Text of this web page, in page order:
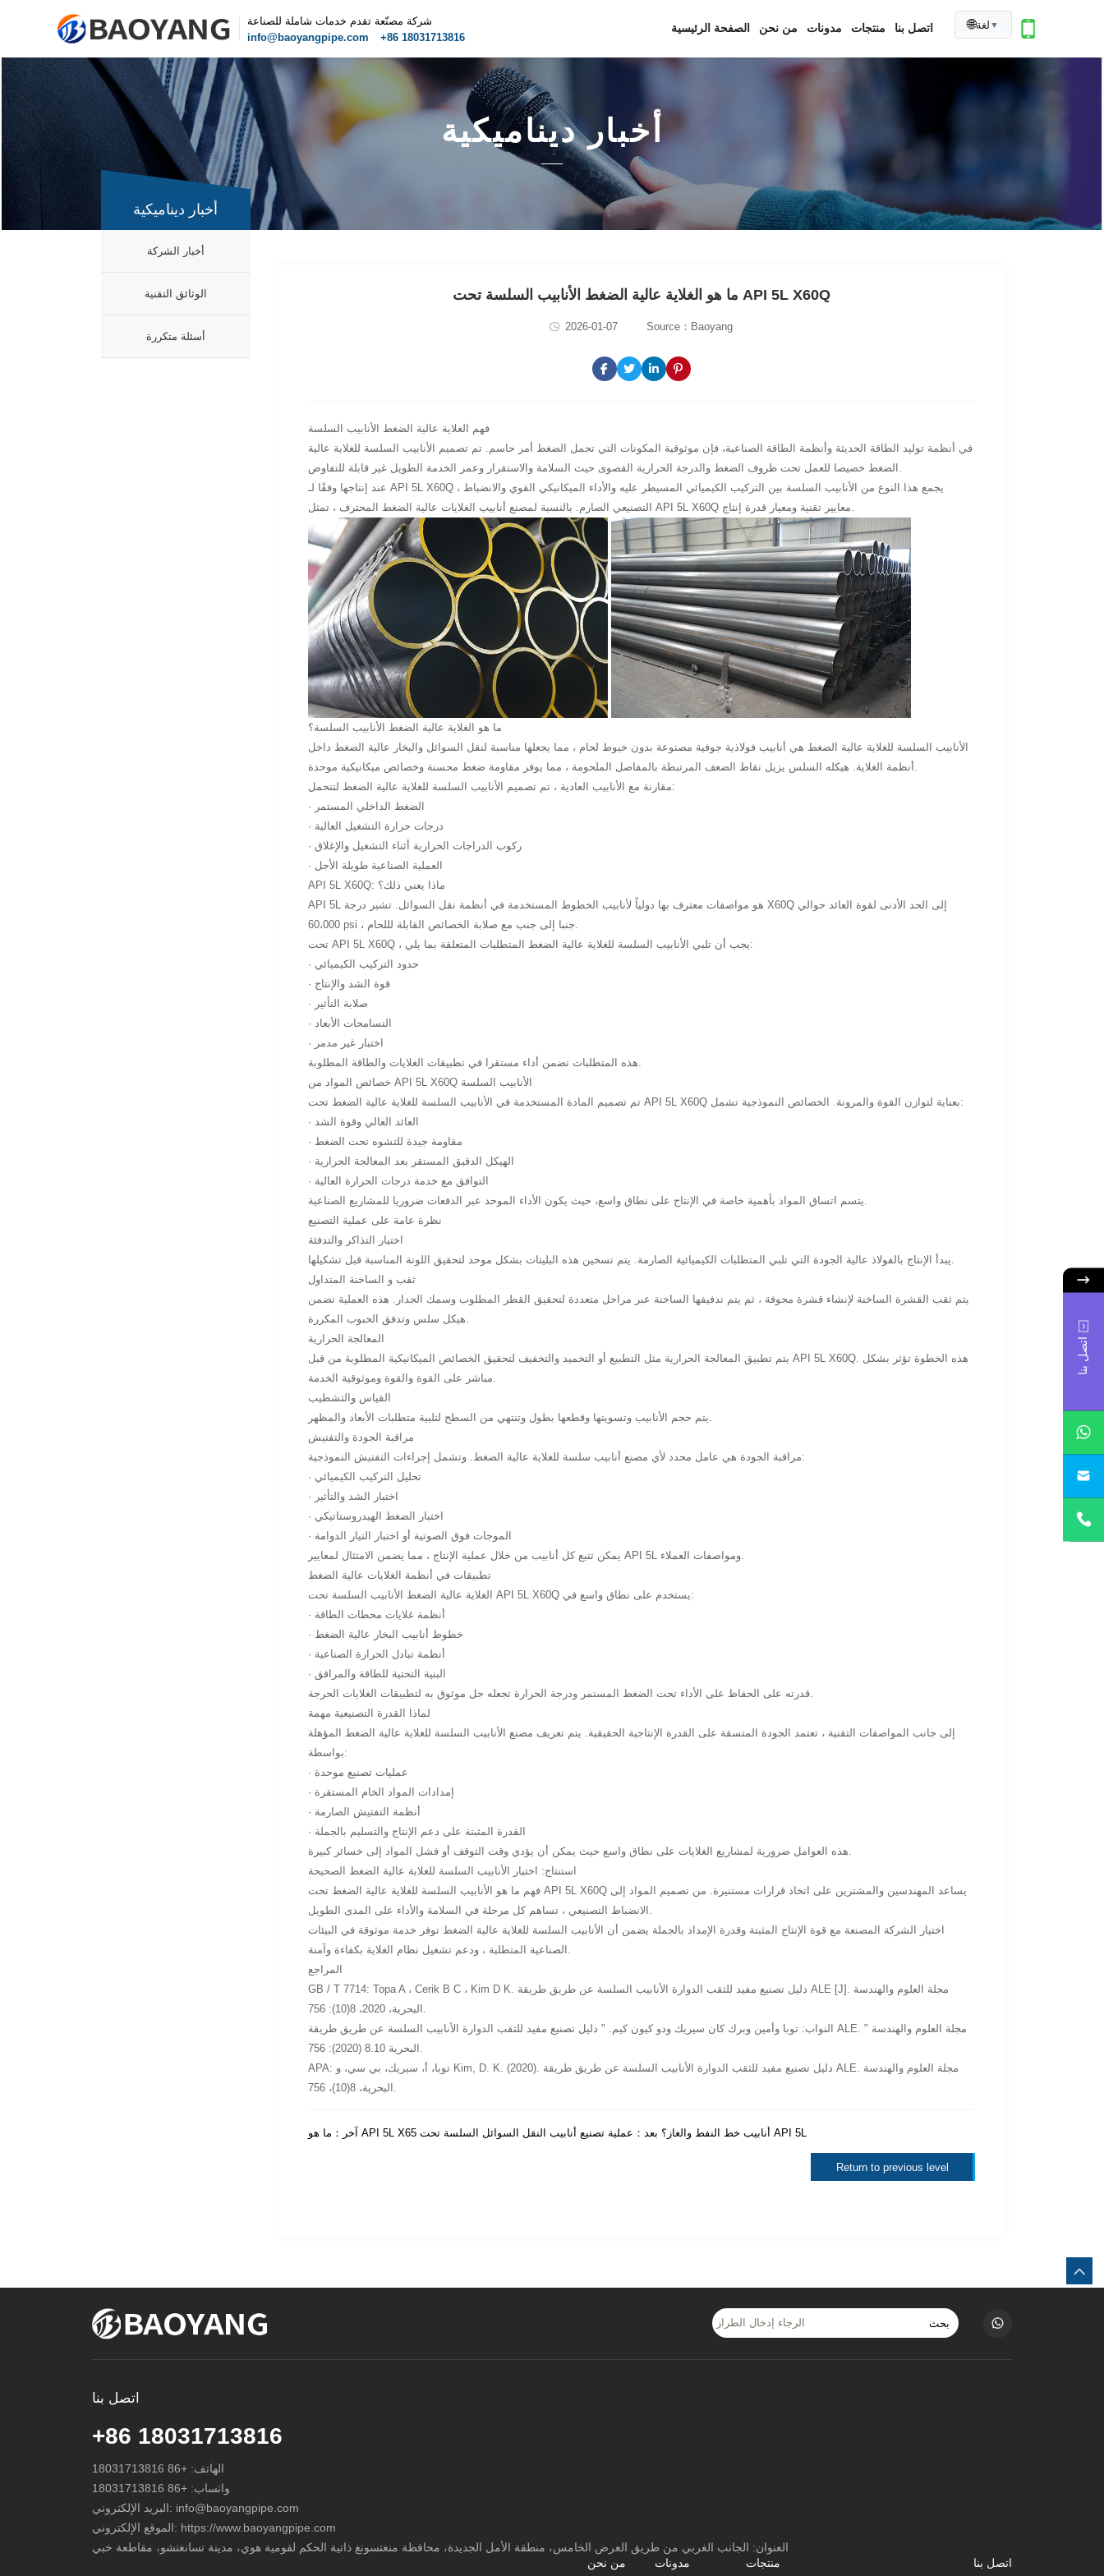
شركة مصنّعة تقدم خدمات شاملة للصناعة
info@baoyangpipe.com
+86 18031713816
الصفحة الرئيسية من نحن مدونات منتجات اتصل بنا 🌐لغة ▼
أخبار ديناميكية
أخبار ديناميكية
أخبار الشركة
الوثائق التقنية
أسئلة متكررة
ما هو الغلاية عالية الضغط الأنابيب السلسة تحت API 5L X60Q
2026-01-07 Source：Baoyang
فهم الغلاية عالية الضغط الأنابيب السلسة
في أنظمة توليد الطاقة الحديثة وأنظمة الطاقة الصناعية، فإن موثوقية المكونات التي تحمل الضغط أمر حاسم. تم تصميم الأنابيب السلسة للغلاية عالية
الضغط خصيصا للعمل تحت ظروف الضغط والدرجة الحرارية القصوى حيث السلامة والاستقرار وعمر الخدمة الطويل غير قابلة للتفاوض.
عند إنتاجها وفقًا لـ API 5L X60Q ، يجمع هذا النوع من الأنابيب السلسة بين التركيب الكيميائي المسيطر عليه والأداء الميكانيكي القوي والانضباط
التصنيعي الصارم. بالنسبة لمصنع أنابيب الغلايات عالية الضغط المحترف ، تمثل API 5L X60Q معايير تقنية ومعيار قدرة إنتاج.
ما هو الغلاية عالية الضغط الأنابيب السلسة؟
الأنابيب السلسة للغلاية عالية الضغط هي أنابيب فولاذية جوفية مصنوعة بدون خيوط لحام ، مما يجعلها مناسبة لنقل السوائل والبخار عالية الضغط داخل
مقارنة مع الأنابيب العادية ، تم تصميم الأنابيب السلسة للغلاية عالية الضغط لتتحمل:
· الضغط الداخلي المستمر
· درجات حرارة التشغيل العالية
· ركوب الدراجات الحرارية أثناء التشغيل والإغلاق
· العملية الصناعية طويلة الأجل
API 5L X60Q: ماذا يعني ذلك؟
API 5L هو مواصفات معترف بها دولياً لأنابيب الخطوط المستخدمة في أنظمة نقل السوائل. تشير درجة X60Q إلى الحد الأدنى لقوة العائد حوالي
تحت API 5L X60Q ، يجب أن تلبي الأنابيب السلسة للغلاية عالية الضغط المتطلبات المتعلقة بما يلي:
· حدود التركيب الكيميائي
· قوة الشد والإنتاج
· صلابة التأثير
· التسامحات الأبعاد
· اختبار غير مدمر
خصائص المواد من API 5L X60Q الأنابيب السلسة
تم تصميم المادة المستخدمة في الأنابيب السلسة للغلاية عالية الضغط تحت API 5L X60Q بعناية لتوازن القوة والمرونة. الخصائص النموذجية تشمل:
· العائد العالي وقوة الشد
· مقاومة جيدة للتشوه تحت الضغط
· الهيكل الدقيق المستقر بعد المعالجة الحرارية
· التوافق مع خدمة درجات الحرارة العالية
نظرة عامة على عملية التصنيع
اختيار التذاكر والتدفئة
ثقب و الساخنة المتداول
يتم ثقب القشرة الساخنة لإنشاء قشرة مجوفة ، ثم يتم تدفيفها الساخنة عبر مراحل متعددة لتحقيق القطر المطلوب وسمك الجدار. هذه العملية تضمن
المعالجة الحرارية
يتم تطبيق المعالجة الحرارية مثل التطبيع أو التخميد والتخفيف لتحقيق الخصائص الميكانيكية المطلوبة من قبل API 5L X60Q. هذه الخطوة تؤثر بشكل
القياس والتشطيب
مراقبة الجودة والتفتيش
مراقبة الجودة هي عامل محدد لأي مصنع أنابيب سلسة للغلاية عالية الضغط. وتشمل إجراءات التفتيش النموذجية:
· تحليل التركيب الكيميائي
· اختبار الشد والتأثير
· اختبار الضغط الهيدروستاتيكي
· الموجات فوق الصوتية أو اختبار التيار الدوامة
يمكن تتبع كل أنابيب من خلال عملية الإنتاج ، مما يضمن الامتثال لمعايير API 5L ومواصفات العملاء.
تطبيقات في أنظمة الغلايات عالية الضغط
الغلاية عالية الضغط الأنابيب السلسة تحت API 5L X60Q يستخدم على نطاق واسع في:
· أنظمة غلايات محطات الطاقة
· خطوط أنابيب البخار عالية الضغط
· أنظمة تبادل الحرارة الصناعية
· البنية التحتية للطاقة والمرافق
قدرته على الحفاظ على الأداء تحت الضغط المستمر ودرجة الحرارة تجعله حل موثوق به لتطبيقات الغلايات الحرجة.
لماذا القدرة التصنيعية مهمة
إلى جانب المواصفات التقنية ، تعتمد الجودة المتسقة على القدرة الإنتاجية الحقيقية. يتم تعريف مصنع الأنابيب السلسة للغلاية عالية الضغط المؤهلة
بواسطة:
· عمليات تصنيع موحدة
· إمدادات المواد الخام المستقرة
· أنظمة التفتيش الصارمة
· القدرة المثبتة على دعم الإنتاج والتسليم بالجملة
استنتاج: اختيار الأنابيب السلسة للغلاية عالية الضغط الصحيحة
فهم ما هو الأنابيب السلسة للغلاية عالية الضغط تحت API 5L X60Q يساعد المهندسين والمشترين على اتخاذ قرارات مستنيرة. من تصميم المواد إلى
اختيار الشركة المصنعة مع قوة الإنتاج المثبتة وقدرة الإمداد بالجملة يضمن أن الأنابيب السلسة للغلاية عالية الضغط توفر خدمة موثوقة في البيئات
المراجع
GB / T 7714: Topa A ، Cerik B C ، Kim D K. دليل تصنيع مفيد للثقب الدوارة الأنابيب السلسة عن طريق طريقة ALE [J]. مجلة العلوم والهندسة
النواب: توبا وأمين وبرك كان سيريك ودو كيون كيم. " دليل تصنيع مفيد للثقب الدوارة الأنابيب السلسة عن طريق طريقة ALE. " مجلة العلوم والهندسة
APA: توبا، أ، سيريك، بي سي، و Kim, D. K. (2020). دليل تصنيع مفيد للثقب الدوارة الأنابيب السلسة عن طريق طريقة ALE. مجلة العلوم والهندسة
آخر： ما هو API 5L X65 أنابيب خط النفط والغاز؟ بعد： عملية تصنيع أنابيب النقل السوائل السلسة تحت API 5L
Return to previous level
بحث
اتصل بنا
+86 18031713816
الهاتف: +86 18031713816
واتساب: +86 18031713816
البريد الإلكتروني: info@baoyangpipe.com
الموقع الإلكتروني: https://www.baoyangpipe.com
العنوان: الجانب الغربي من طريق العرض الخامس، منطقة الأمل الجديدة، محافظة منغتسونغ ذاتية الحكم لقومية هوي، مدينة تسانغتشو، مقاطعة خبي
من نحن
مدونات منتجات اتصل بنا
اتصل بنا